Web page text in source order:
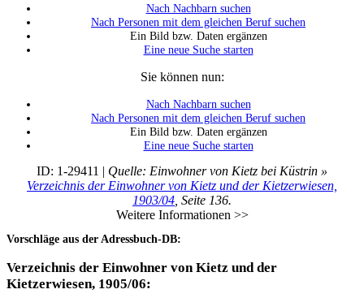
Nach Nachbarn suchen
Nach Personen mit dem gleichen Beruf suchen
Ein Bild bzw. Daten ergänzen
Eine neue Suche starten
Sie können nun:
Nach Nachbarn suchen
Nach Personen mit dem gleichen Beruf suchen
Ein Bild bzw. Daten ergänzen
Eine neue Suche starten
ID: 1-29411 | Quelle: Einwohner von Kietz bei Küstrin »
Verzeichnis der Einwohner von Kietz und der Kietzerwiesen,
1903/04 , Seite 136.
Weitere Informationen >>
Vorschläge aus der Adressbuch-DB:
Verzeichnis der Einwohner von Kietz und der
Kietzerwiesen, 1905/06: